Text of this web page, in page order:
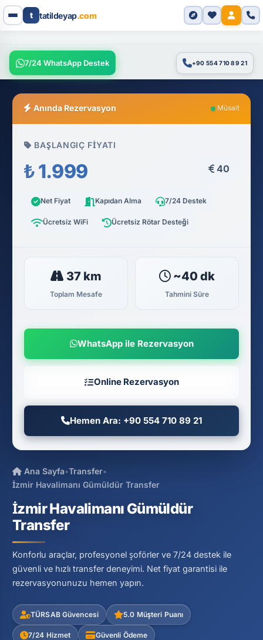
t tatildeyap.com
7/24 WhatsApp Destek +90 554 710 89 21
Ana Sayfa•Transfer•
İzmir Havalimanı Gümüldür Transfer
İzmir Havalimanı Gümüldür
Transfer
Konforlu araçlar, profesyonel şoförler ve 7/24 destek ile
güvenli ve hızlı transfer deneyimi. Net fiyat garantisi ile
rezervasyonunuzu hemen yapın.
TÜRSAB Güvencesi 5.0 Müşteri Puanı
7/24 Hizmet Güvenli Ödeme
Anında Rezervasyon Müsait
BAŞLANGIÇ FIYATI
₺ 1.999 40
Net Fiyat Kapıdan Alma 7/24 Destek
Ücretsiz WiFi Ücretsiz Rötar Desteği
37 km
Toplam Mesafe
~40 dk
Tahmini Süre
WhatsApp ile Rezervasyon
Online Rezervasyon
Hemen Ara: +90 554 710 89 21